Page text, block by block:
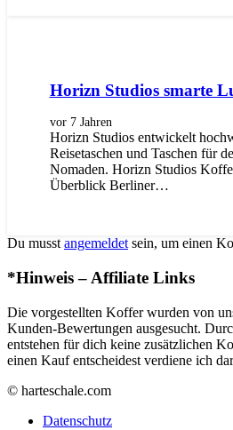
Horizn Studios smarte
vor 7 Jahren
Horizn Studios entwickelt
Reisetaschen und Taschen für
Nomaden. Horizn Studios
Überblick Berliner…
Du musst angemeldet sein, um einen
*Hinweis – Affiliate Links
Die vorgestellten Koffer wurden von
Kunden-Bewertungen ausgesucht.
entstehen für dich keine zusätzlichen
einen Kauf entscheidest verdiene ich
© harteschale.com
Datenschutz